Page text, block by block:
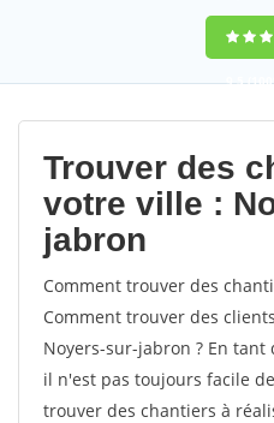
9,5
Trouver des
votre ville :
jabron
Comment trouver des
Comment trouver des
Noyers-sur-jabron ? En
il n'est pas toujours facile
trouver des chantiers à